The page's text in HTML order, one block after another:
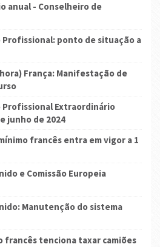
anual - Conselheiro de
Profissional: ponto de situação a
França: Manifestação de
Profissional Extraordinário
junho de 2024
francês entra em vigor a 1
e Comissão Europeia
Manutenção do sistema
francês tenciona taxar camiões